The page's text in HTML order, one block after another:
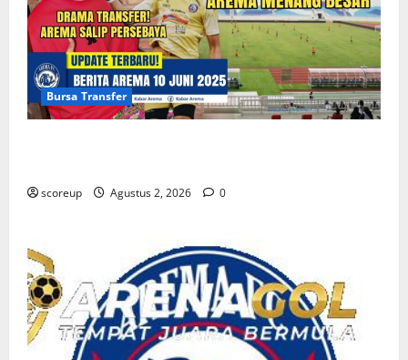
Bursa Transfer
scoreup Agustus 2, 2026 0